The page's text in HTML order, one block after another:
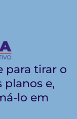
para tirar o
planos e,
lo em